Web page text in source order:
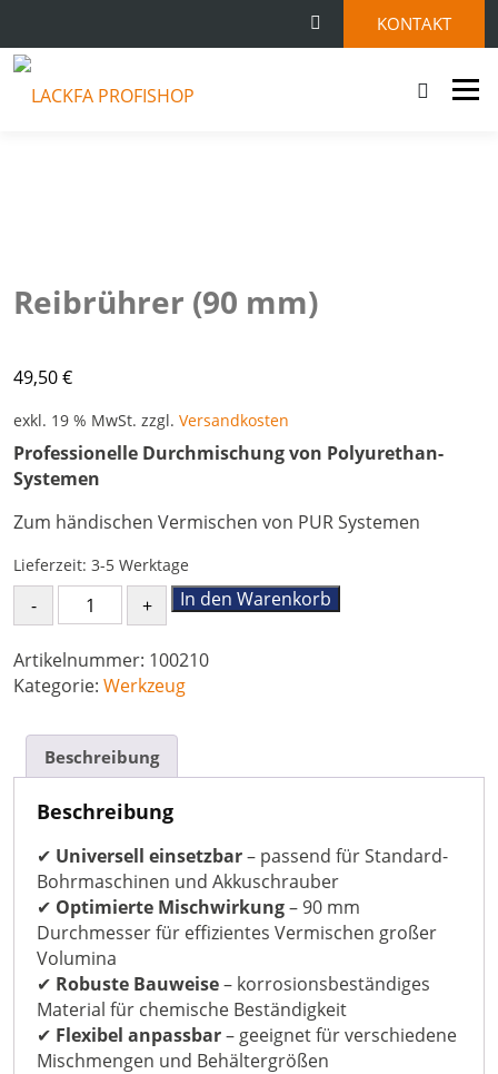
KONTAKT
Menü
Reibrührer (90 mm)
49,50€
exkl. 19 % MwSt. zzgl. Versandkosten
Professionelle Durchmischung von Polyurethan-
Systemen
Zum händischen Vermischen von PUR Systemen
Lieferzeit: 3-5 Werktage
Reibrührer
(90
mm)
Menge
In den Warenkorb
Artikelnummer: 100210
Kategorie: Werkzeug
Beschreibung
Beschreibung
✔ Universell einsetzbar– passend für Standard-
Bohrmaschinen und Akkuschrauber
✔ Optimierte Mischwirkung– 90 mm
Durchmesser für effizientes Vermischen großer
Volumina
✔ Robuste Bauweise– korrosionsbeständiges
Material für chemische Beständigkeit
✔ Flexibel anpassbar– geeignet für verschiedene
Mischmengen und Behältergrößen